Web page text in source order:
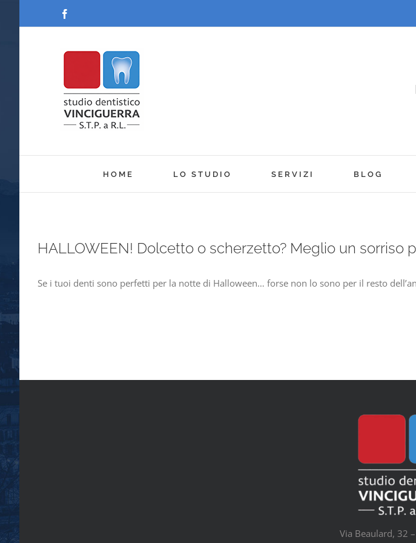
HOME LO STUDIO SERVIZI BLOG
HALLOWEEN! Dolcetto o scherzetto? Meglio un sorriso
Se i tuoi denti sono perfetti per la notte di Halloween… forse non lo sono per il resto
Via Beaulard, 32